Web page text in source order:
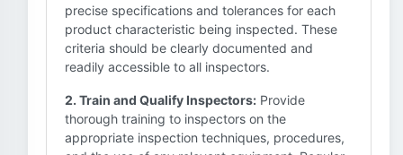
precise specifications and tolerances for each
product characteristic being inspected. These
criteria should be clearly documented and
readily accessible to all inspectors.
2. Train and Qualify Inspectors: Provide
thorough training to inspectors on the
appropriate inspection techniques, procedures,